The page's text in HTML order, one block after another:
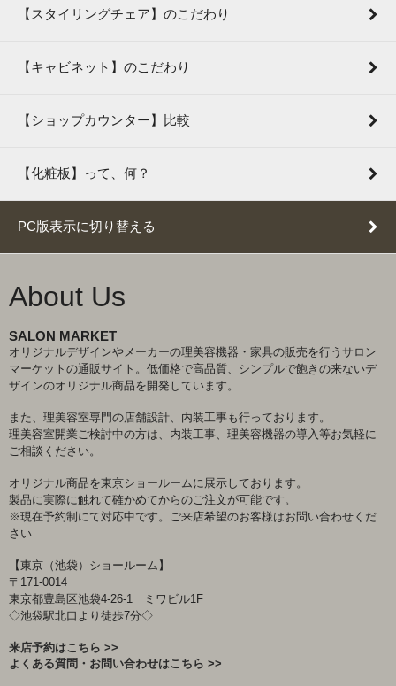
【スタイリングチェア】のこだわり
【キャビネット】のこだわり
【ショップカウンター】比較
【化粧板】って、何？
PC版表示に切り替える
About Us
SALON MARKET
オリジナルデザインやメーカーの理美容機器・家具の販売を行うサロン
マーケットの通販サイト。低価格で高品質、シンプルで飽きの来ないデ
ザインのオリジナル商品を開発しています。
また、理美容室専門の店舗設計、内装工事も行っております。
理美容室開業ご検討中の方は、内装工事、理美容機器の導入等お気軽に
ご相談ください。
オリジナル商品を東京ショールームに展示しております。
製品に実際に触れて確かめてからのご注文が可能です。
※現在予約制にて対応中です。ご来店希望のお客様はお問い合わせくだ
さい
【東京（池袋）ショールーム】
〒171-0014
東京都豊島区池袋4-26-1 ミワビル1F
◇池袋駅北口より徒歩7分◇
来店予約はこちら >>
よくある質問・お問い合わせはこちら >>